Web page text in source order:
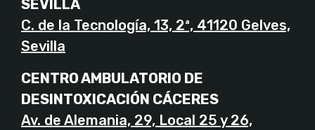
SEVILLA
C. de la Tecnología, 13, 2ª, 41120 Gelves,
Sevilla
CENTRO AMBULATORIO DE
DESINTOXICACIÓN CÁCERES
Av. de Alemania, 29, Local 25 y 26,